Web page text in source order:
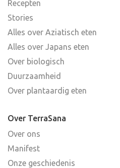
Recepten
Stories
Alles over Aziatisch eten
Alles over Japans eten
Over biologisch
Duurzaamheid
Over plantaardig eten
Over TerraSana
Over ons
Manifest
Onze geschiedenis